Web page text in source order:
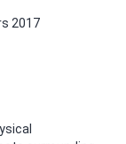
2017